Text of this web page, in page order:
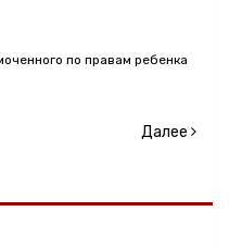
по правам ребенка
Далее